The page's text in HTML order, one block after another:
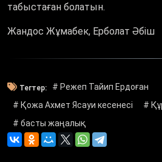
табыстаған болатын.
Жандос Жұмабек, Ерболат Әбіш
Тегтер:
# Режеп Тайип Ердоған
# Қожа Ахмет Ясауи кесенесі
#
# басты жаңалық